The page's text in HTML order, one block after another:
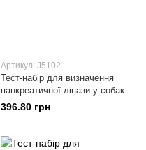
Артикул: J5102
Тест-набір для визначення
панкреатичної ліпази у собак
(cPL)
396.80 грн